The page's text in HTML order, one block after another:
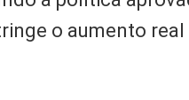
o aumento